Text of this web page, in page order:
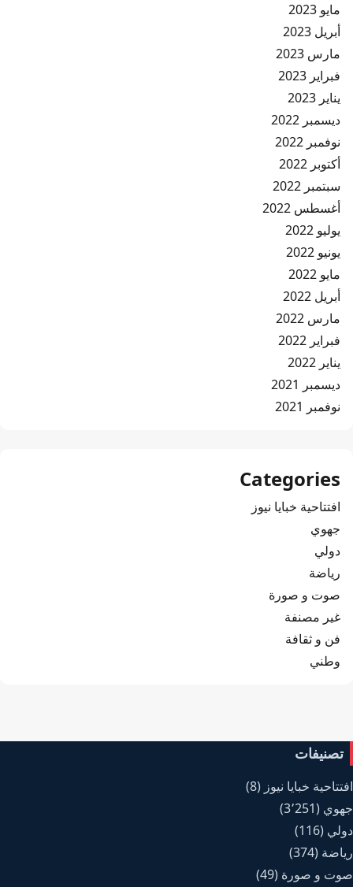
مايو 2023
أبريل 2023
مارس 2023
فبراير 2023
يناير 2023
ديسمبر 2022
نوفمبر 2022
أكتوبر 2022
سبتمبر 2022
أغسطس 2022
يوليو 2022
يونيو 2022
مايو 2022
أبريل 2022
مارس 2022
فبراير 2022
يناير 2022
ديسمبر 2021
نوفمبر 2021
Categories
افتتاحية خبايا نيوز
جهوي
دولي
رياضة
صوت و صورة
غير مصنفة
فن و ثقافة
وطني
تصنيفات
افتتاحية خبايا نيوز (8)
جهوي (3٬251)
دولي (116)
رياضة (374)
صوت و صورة (49)